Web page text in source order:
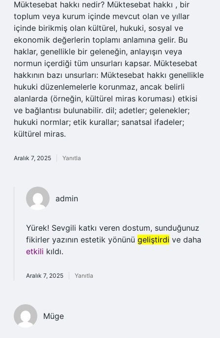
Müktesebat hakkı nedir? Müktesebat hakkı , bir
toplum veya kurum içinde mevcut olan ve yıllar
içinde birikmiş olan kültürel, hukuki, sosyal ve
ekonomik değerlerin toplamı anlamına gelir. Bu
haklar, genellikle bir geleneğin, anlayışın veya
normun içerdiği tüm unsurları kapsar. Müktesebat
hakkının bazı unsurları: Müktesebat hakkı genellikle
hukuki düzenlemelerle korunmaz, ancak belirli
alanlarda (örneğin, kültürel miras koruması) etkisi
ve bağlantısı bulunabilir. dil; adetler; gelenekler;
hukuki normlar; etik kurallar; sanatsal ifadeler;
kültürel miras.
Aralık 7, 2025 Yanıtla
admin
Yürek! Sevgili katkı veren dostum, sunduğunuz
fikirler yazının estetik yönünü geliştirdi ve daha
etkili kıldı.
Aralık 7, 2025 Yanıtla
Müge